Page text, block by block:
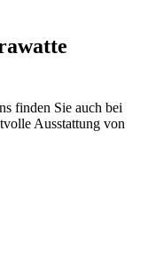
finden Sie auch bei
Ausstattung von